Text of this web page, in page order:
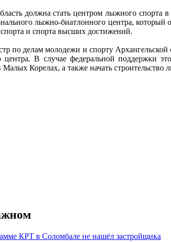
должна стать центром лыжного спорта
лыжно-биатлонного центра,
спорта и спорта высших достижений.
по делам молодежи и спорту Архангельской
центра. В случае федеральной поддержки
Корелах, а также начать строительство